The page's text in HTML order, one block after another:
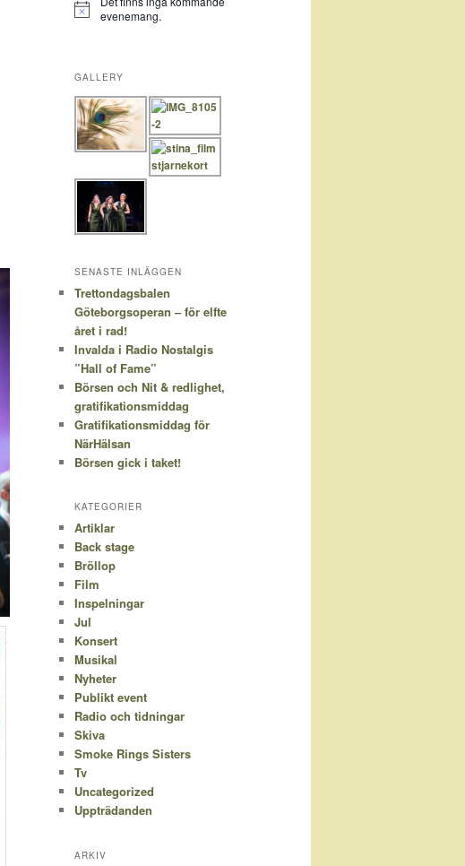
Notis
evenemang.
GALLERY
SENASTE INLÄGGEN
Trettondagsbalen
Göteborgsoperan – för elfte
året i rad!
Invalda i Radio Nostalgis
”Hall of Fame”
Börsen och Nit & redlighet,
gratifikationsmiddag
Gratifikationsmiddag för
NärHälsan
Börsen gick i taket!
KATEGORIER
Artiklar
Back stage
Bröllop
Film
Inspelningar
Jul
Konsert
Musikal
Nyheter
Publikt event
Radio och tidningar
Skiva
Smoke Rings Sisters
Tv
Uncategorized
Uppträdanden
ARKIV